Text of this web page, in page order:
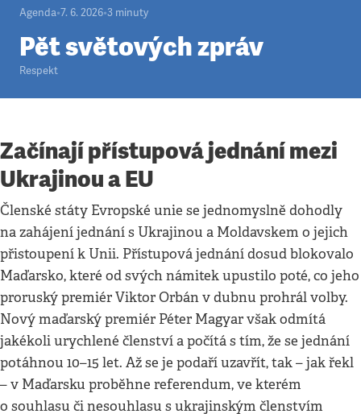
Agenda•7. 6. 2026•3 minuty
Pět světových zpráv
Respekt
Začínají přístupová jednání mezi
Ukrajinou a EU
Členské státy Evropské unie se jednomyslně dohodly
na zahájení jednání s Ukrajinou a Moldavskem o jejich
přistoupení k Unii. Přístupová jednání dosud blokovalo
Maďarsko, které od svých námitek upustilo poté, co jeho
proruský premiér Viktor Orbán v dubnu prohrál volby.
Nový maďarský premiér Péter Magyar však odmítá
jakékoli urychlené členství a počítá s tím, že se jednání
potáhnou 10–15 let. Až se je podaří uzavřít, tak – jak řekl
– v Maďarsku proběhne referendum, ve kterém
o souhlasu či nesouhlasu s ukrajinským členstvím